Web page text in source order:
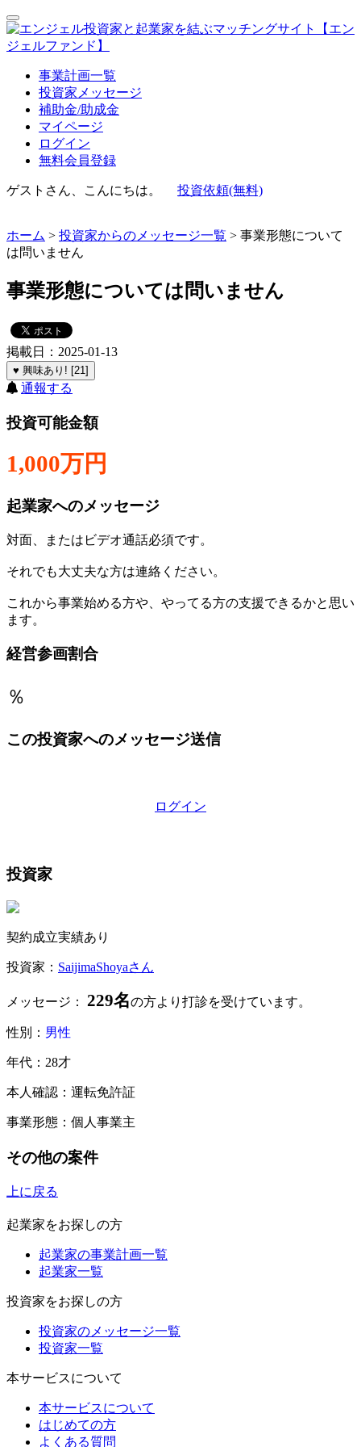
事業計画一覧
投資家メッセージ
補助金/助成金
マイページ
ログイン
無料会員登録
ゲストさん、こんにちは。 投資依頼(無料)
ホーム > 投資家からのメッセージ一覧 > 事業形態について
は問いません
事業形態については問いません
掲載日：2025-01-13
♥ 興味あり! [21]
通報する
投資可能金額
1,000万円
起業家へのメッセージ
対面、またはビデオ通話必須です。
それでも大丈夫な方は連絡ください。
これから事業始める方や、やってる方の支援できるかと思い
ます。
経営参画割合
％
この投資家へのメッセージ送信
ログイン
投資家
契約成立実績あり
投資家： SaijimaShoyaさん
メッセージ： 229名の方より打診を受けています。
性別： 男性
年代：28才
本人確認：運転免許証
事業形態：個人事業主
その他の案件
上に戻る
起業家をお探しの方
起業家の事業計画一覧
起業家一覧
投資家をお探しの方
投資家のメッセージ一覧
投資家一覧
本サービスについて
本サービスについて
はじめての方
よくある質問